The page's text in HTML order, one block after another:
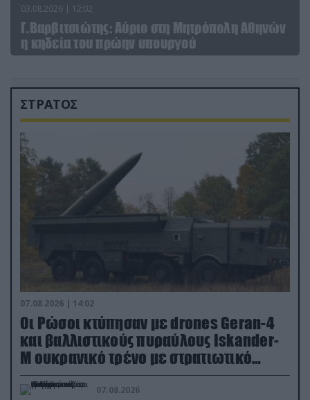
03.08.2026 | 12:02
Γ.Βαρβιτσιώτης: Aύριο στη Μητρόπολη Αθηνών
η κηδεία του πρώην υπουργού
ΣΤΡΑΤΟΣ
07.08.2026 | 14:02
Οι Ρώσοι κτύπησαν με drones Geran-4
και βαλλιστικούς πυραύλους Iskander-
M ουκρανικό τρένο με στρατιωτικό
εξοπλισμό
07.08.2026